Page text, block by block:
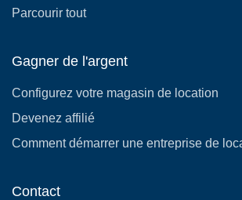
Parcourir tout
Gagner de l'argent
Configurez votre magasin de location
Devenez affilié
Comment démarrer une entreprise de
Contact